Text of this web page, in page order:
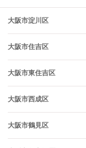
大阪市淀川区
大阪市住吉区
大阪市東住吉区
大阪市西成区
大阪市鶴見区